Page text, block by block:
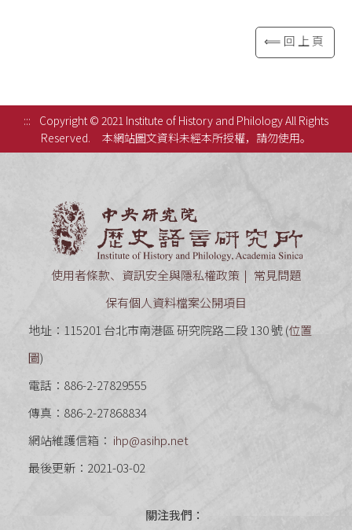
⟸回上頁
:::
Copyright © 2021 Institute of History and Philology All Rights
Reserved.
本網站圖文資料未經本所授權，請勿使用。
使用者條款、資訊安全與隱私權政策
常見問題
保有個人資料檔案公開項目
地址：115201 台北市南港區 研究院路二段 130 號 (位置
圖)
電話：886-2-27829555
傳真：886-2-27868834
網站維護信箱： ihp@asihp.net
最後更新：2021-03-02
關注我們：